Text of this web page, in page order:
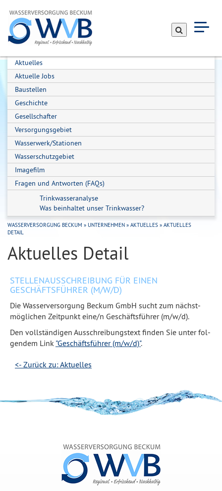
Aktuelles
Aktuelle Jobs
Baustellen
Geschichte
Gesellschafter
Versorgungsgebiet
Wasserwerk/Stationen
Wasserschutzgebiet
Imagefilm
Fragen und Antworten (FAQs)
Trinkwasseranalyse
Was beinhaltet unser Trinkwasser?
WASSERVERSORGUNG BECKUM » UNTERNEHMEN » AKTUELLES » AKTUELLES
DETAIL
Aktuelles Detail
STELLENAUSSCHREIBUNG FÜR EINEN
GESCHÄFTSFÜHRER (M/W/D)
Die Was­ser­ver­sor­gung Beck­um GmbH sucht zum nächst­
mög­li­chen Zeit­punkt eine/​n Ge­schäfts­füh­rer (m/​w/​d).
Den voll­stän­di­gen Aus­schrei­bungs­text fin­den Sie un­ter fol­
gen­dem Link "Geschäftsführer (m/w/d)".
<- Zurück zu: Aktuelles